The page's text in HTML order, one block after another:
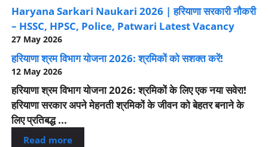
Haryana Sarkari Naukari 2026 | हरियाणा सरकारी नौकरी
– HSSC, HPSC, Police, Patwari Latest Vacancy
27 May 2026
हरियाणा श्रम विभाग योजना 2026: श्रमिकों को सशक्त करें!
12 May 2026
हरियाणा श्रम विभाग योजना 2026: श्रमिकों के लिए एक नया सवेरा!
हरियाणा सरकार अपने मेहनती श्रमिकों के जीवन को बेहतर बनाने के
लिए प्रतिबद्ध ...
Read more